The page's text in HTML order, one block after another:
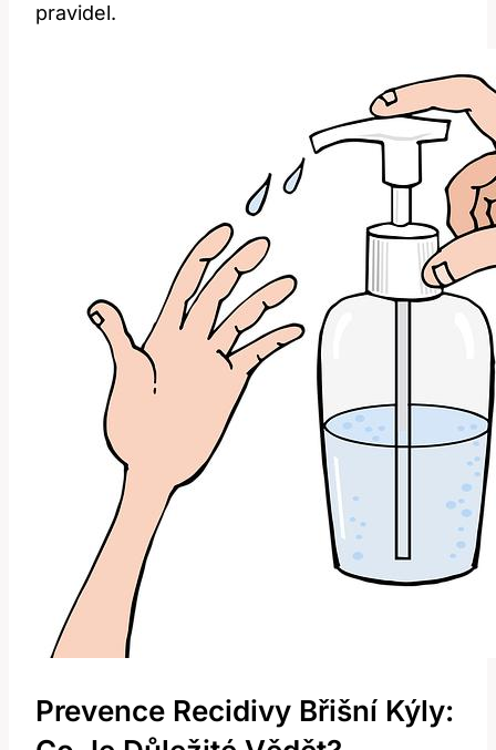
pravidel.
Prevence Recidivy Břišní Kýly: